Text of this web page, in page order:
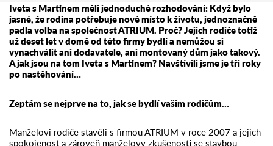
Iveta s Martinem měli jednoduché rozhodování: Když bylo
jasné, že rodina potřebuje nové místo k životu, jednoznačně
padla volba na společnost ATRIUM. Proč? Jejich rodiče totiž
už deset let v domě od této firmy bydlí a nemůžou si
vynachválit ani dodavatele, ani montovaný dům jako takový.
A jak jsou na tom Iveta s Martinem? Navštívili jsme je tři roky
po nastěhování…
Zeptám se nejprve na to, jak se bydlí vašim rodičům…
Manželovi rodiče stavěli s firmou ATRIUM v roce 2007 a jejich
spokojenost a zároveň manželovy zkušenosti se stavbou